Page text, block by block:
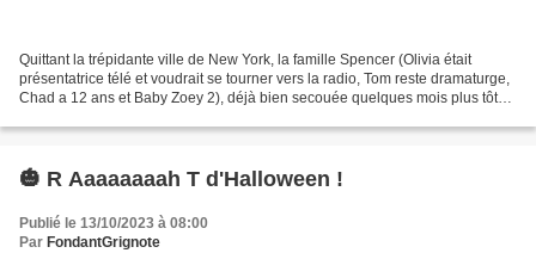
Quittant la trépidante ville de New York, la famille Spencer (Olivia était
présentatrice télé et voudrait se tourner vers la radio, Tom reste dramaturge,
Chad a 12 ans et Baby Zoey 2), déjà bien secouée quelques mois plus tôt
🎃 R Aaaaaaaah T d'Halloween !
Publié le 13/10/2023 à 08:00
Par FondantGrignote